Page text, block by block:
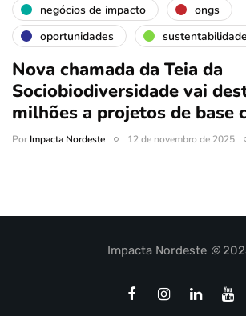
negócios de impacto
ongs
oportunidades
sustentabilidade
Nova chamada da Teia da
Sociobiodiversidade vai
milhões a projetos de base
PorImpacta Nordeste 12 de novembro de 2025
Impacta Nordeste ©